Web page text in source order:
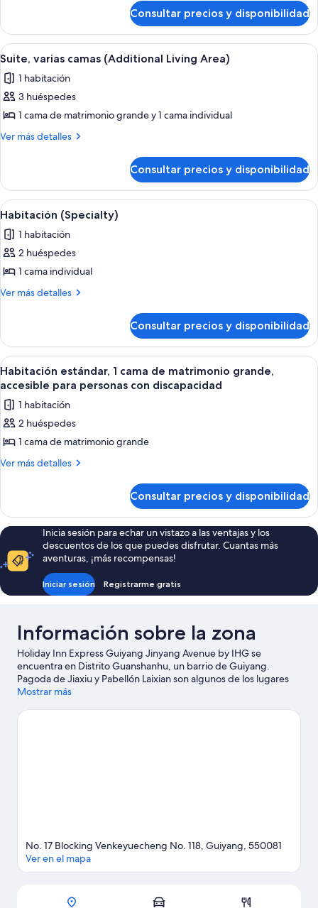
individuales
(Stocked
Minibar)
estándar,
camas
(Stocked
Minibar)
Consultar precios y disponibilidad
Abrir
todas
las
fotos
de
Suite,
(Additional
Living
Area)
Una habitación de hotel moderna
6
Suite, varias camas (Additional Living Area)
1 habitación
3 huéspedes
1 cama de matrimonio grande y 1 cama individual
Ver más detalles
Más
varias
camas
(Additional
Area)
Consultar precios y disponibilidad
Abrir
todas
las
fotos
de
Habitación
Una habitación de hotel moderna
4
Habitación (Specialty)
1 habitación
2 huéspedes
1 cama individual
Ver más detalles
Más
(Specialty)
Consultar precios y disponibilidad
Abrir
todas
las
fotos
de
Habitación
estándar,
de
matrimonio
grande,
accesible
para
personas
discapacidad
Habitación de hotel moderna con
3
Habitación estándar, 1 cama de matrimonio grande,
accesible para personas con discapacidad
1 habitación
2 huéspedes
1 cama de matrimonio grande
Ver más detalles
Más
estándar,
cama
de
matrimonio
accesible
discapacidad
Consultar precios y disponibilidad
Inicia sesión para echar un vistazo a las ventajas y los
descuentos de los que puedes disfrutar. Cuantas más
aventuras, ¡más recompensas!
Iniciar sesión Registrarme gratis
Información sobre la zona
Holiday Inn Express Guiyang Jinyang Avenue by IHG se
encuentra en Distrito Guanshanhu, un barrio de Guiyang.
Pagoda de Jiaxiu y Pabellón Laixian son algunos de los lugares
emblemáticos de la región, cuya belleza natural puedes admirar
Ciencia Ficción y Base de Entrenamiento del Lago Hongfeng
Mostrar más
Mapa
No. 17 Blocking Venkeyuecheng No. 118, Guiyang, 550081
Ver en el mapa